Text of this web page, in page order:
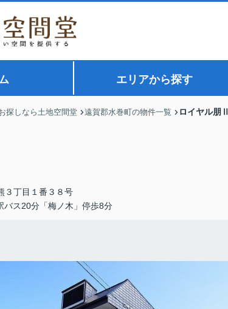
エリアから探す
探しなら土地空間堂 遠賀郡水巻町の物件一覧 ロイヤル朋Ⅱ
３丁目１番３８号
バス20分「梅ノ木」停歩8分